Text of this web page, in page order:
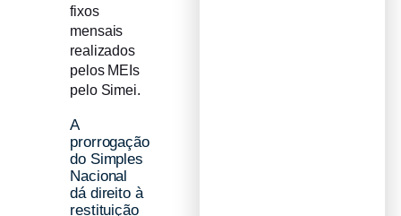
fixos
mensais
realizados
pelos MEIs
pelo Simei.
A
prorrogação
do Simples
Nacional
dá direito à
restituição